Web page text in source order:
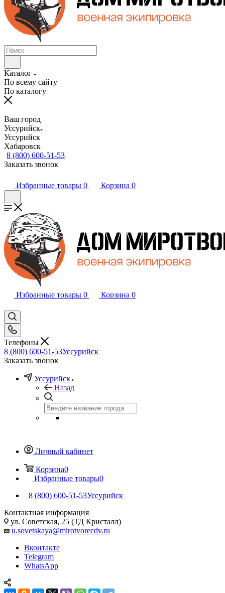
Каталог
По всему сайту
По каталогу
Ваш город
Уссурийск
Уссурийск
Хабаровск
8 (800) 600-51-53
Заказать звонок
Избранные товары 0 Корзина 0
Избранные товары 0 Корзина 0
Телефоны
8 (800) 600-51-53Уссурийск
Заказать звонок
Уссурийск
Назад
Личный кабинет
Корзина0
Избранные товары0
8 (800) 600-51-53Уссурийск
Контактная информация
ул. Советская, 25 (ТД Кристалл)
u.sovetskaya@mirotvorecdv.ru
Вконтакте
Telegram
WhatsApp